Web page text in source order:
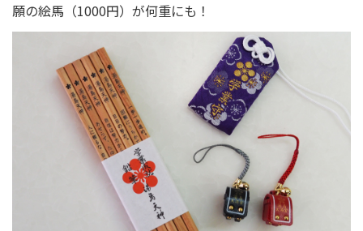
願の絵馬（1000円）が何重にも！